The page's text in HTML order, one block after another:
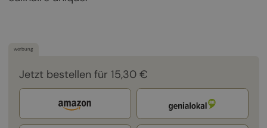
werbung
Jetzt bestellen für 15,30 €